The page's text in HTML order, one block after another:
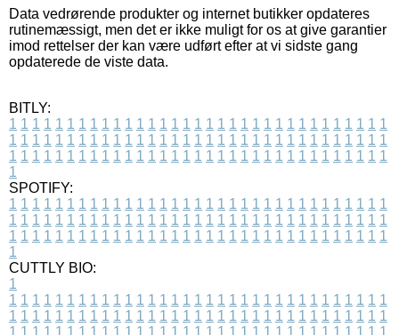
Data vedrørende produkter og internet butikker opdateres
rutinemæssigt, men det er ikke muligt for os at give garantier
imod rettelser der kan være udført efter at vi sidste gang
opdaterede de viste data.
BITLY:
1 1 1 1 1 1 1 1 1 1 1 1 1 1 1 1 1 1 1 1 1 1 1 1 1 1 1 1 1 1 1 1 1
1 1 1 1 1 1 1 1 1 1 1 1 1 1 1 1 1 1 1 1 1 1 1 1 1 1 1 1 1 1 1 1 1
1 1 1 1 1 1 1 1 1 1 1 1 1 1 1 1 1 1 1 1 1 1 1 1 1 1 1 1 1 1 1 1 1
1
SPOTIFY:
1 1 1 1 1 1 1 1 1 1 1 1 1 1 1 1 1 1 1 1 1 1 1 1 1 1 1 1 1 1 1 1 1
1 1 1 1 1 1 1 1 1 1 1 1 1 1 1 1 1 1 1 1 1 1 1 1 1 1 1 1 1 1 1 1 1
1 1 1 1 1 1 1 1 1 1 1 1 1 1 1 1 1 1 1 1 1 1 1 1 1 1 1 1 1 1 1 1 1
1
CUTTLY BIO:
1
1 1 1 1 1 1 1 1 1 1 1 1 1 1 1 1 1 1 1 1 1 1 1 1 1 1 1 1 1 1 1 1 1
1 1 1 1 1 1 1 1 1 1 1 1 1 1 1 1 1 1 1 1 1 1 1 1 1 1 1 1 1 1 1 1 1